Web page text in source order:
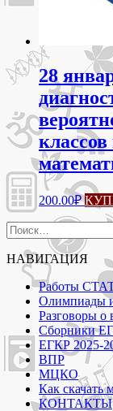
28
200.00₽
Найти:
НАВИГАЦИЯ
Работы
Олимпиады
Разговоры о
Сборники
ЕГКР 2025-
ВПР
МЦКО
Как скачать
КОНТАКТЫ